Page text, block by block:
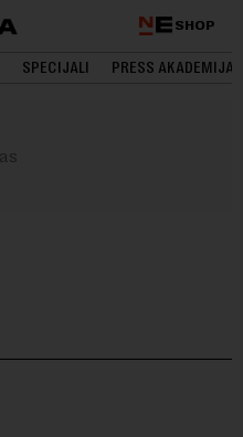
SHOP
SPECIJALI PRESS AKADEMIJA